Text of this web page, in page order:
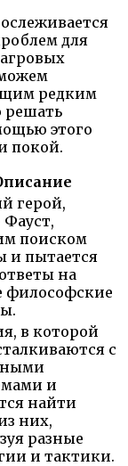
для
редким
решать
этого
покой.
герой,
Фауст,
поиском
и пытается
на
философские
в которой
с
и
найти
них,
разные
и тактики.